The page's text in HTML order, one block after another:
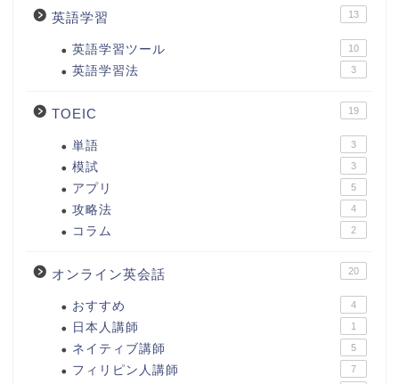
英語学習 13
英語学習ツール 10
英語学習法 3
TOEIC 19
単語 3
模試 3
アプリ 5
攻略法 4
コラム 2
オンライン英会話 20
おすすめ 4
日本人講師 1
ネイティブ講師 5
フィリピン人講師 7